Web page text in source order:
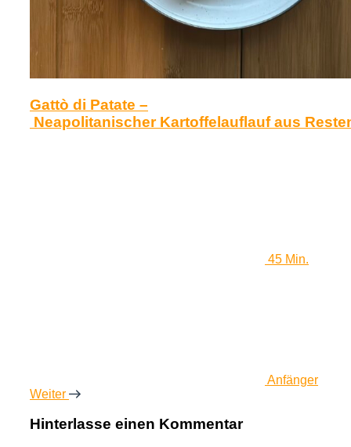
Gattò di Patate –
Neapolitanischer Kartoffelauflauf aus
45 Min.
Anfänger
Weiter
Hinterlasse einen Kommentar